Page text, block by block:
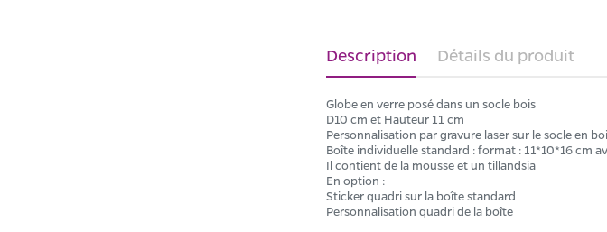
Description Détails du produit
Globe en verre posé dans un socle bois
D10 cm et Hauteur 11 cm
Personnalisation par gravure laser sur le socle en
Boîte individuelle standard : format : 11*10*16 cm
Il contient de la mousse et un tillandsia
En option :
Sticker quadri sur la boîte standard
Personnalisation quadri de la boîte